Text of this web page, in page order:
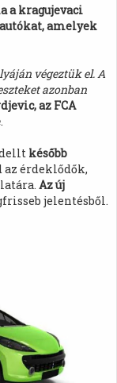
a kragujevaci
amelyek
végeztük el. A
azonban
az FCA
.
később
az érdeklődők,
Az új
jelentésből.